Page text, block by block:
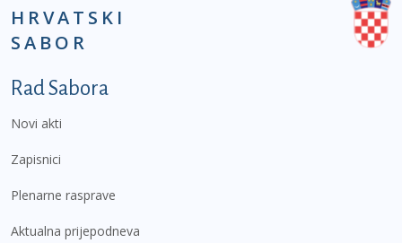
HRVATSKI
SABOR
Podnožje prvi izbornik
Rad Sabora
Novi akti
Zapisnici
Plenarne rasprave
Aktualna prijepodneva